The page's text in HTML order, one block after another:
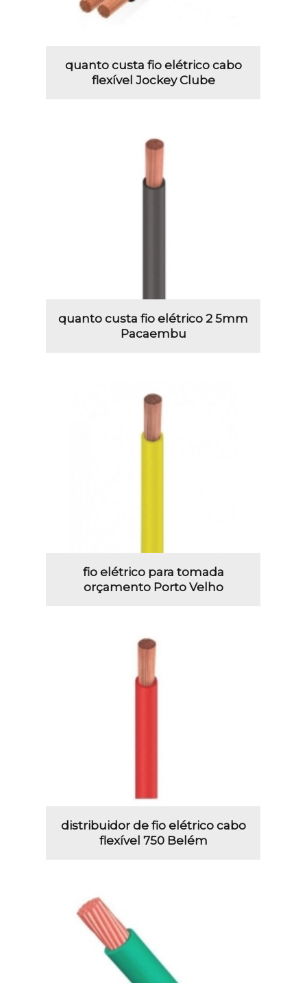
quanto custa fio elétrico cabo
flexível Jockey Clube
quanto custa fio elétrico 2 5mm
Pacaembu
fio elétrico para tomada
orçamento Porto Velho
distribuidor de fio elétrico cabo
flexível 750 Belém